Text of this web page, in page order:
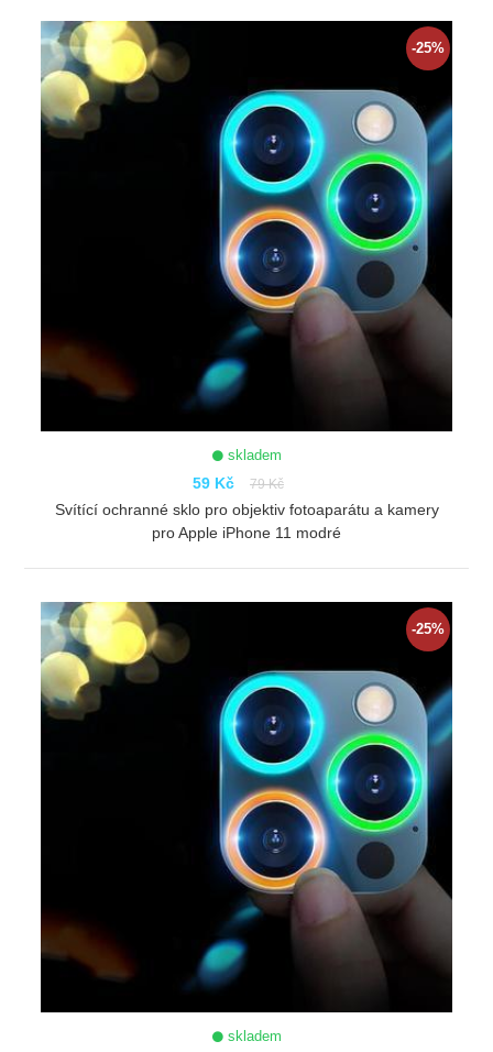
ZOBRAZIT
-25%
skladem
59 Kč 79 Kč
ZOBRAZIT
Svítící ochranné sklo pro objektiv fotoaparátu a kamery
pro Apple iPhone 11 modré
-25%
skladem